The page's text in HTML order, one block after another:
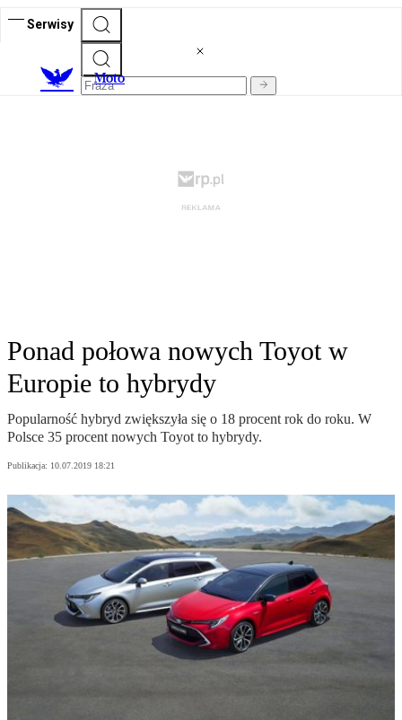
Serwisy
Moto
Ponad połowa nowych Toyot w
Europie to hybrydy
Popularność hybryd zwiększyła się o 18 procent rok do roku. W
Polsce 35 procent nowych Toyot to hybrydy.
Publikacja: 10.07.2019 18:21